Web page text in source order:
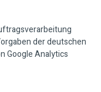
der deutschen
Google Analytics